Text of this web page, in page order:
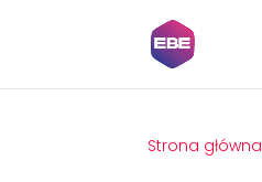
Strona główna